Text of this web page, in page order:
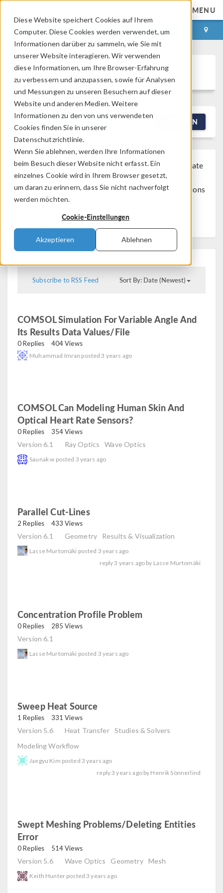
Diese Website speichert Cookies auf Ihrem
Computer. Diese Cookies werden verwendet, um
Informationen darüber zu sammeln, wie Sie mit
unserer Website interagieren. Wir verwenden
diese Informationen, um Ihre Browser-Erfahrung
zu verbessern und anzupassen, sowie für Analysen
und Messungen zu unseren Besuchern auf dieser
Website und anderen Medien. Weitere
Informationen zu den von uns verwendeten
Cookies finden Sie in unserer
Datenschutzrichtlinie.
Wenn Sie ablehnen, werden Ihre Informationen
beim Besuch dieser Website nicht erfasst. Ein
einzelnes Cookie wird in Ihrem Browser gesetzt,
um daran zu erinnern, dass Sie nicht nachverfolgt
werden möchten.
Cookie-Einstellungen
Akzeptieren Ablehnen
MENU
ANMELDEN KONTAKT
Discussion Forum
FILTERN
Note that while COMSOL employees may participate
in the discussion forum, COMSOL® software users
who are on-subscription should submit their questions
via theSupport Center
response from the Technical Support team.
Subscribe to RSS Feed Sort By: Date (Newest)
COMSOL Simulation For Variable Angle And
Its Results Data Values/file
0 Replies 404 Views
Muhammad Imran posted3 years ago
COMSOL Can Modeling Human Skin And
Optical Heart Rate Sensors?
0 Replies 354 Views
Version 6.1 Ray Optics Wave Optics
Saunak w posted 3 years ago
Parallel Cut-Lines
2 Replies 433 Views
Version 6.1 Geometry Results & Visualization
Lasse Murtomäki posted 3 years ago
reply3 years ago by Lasse Murtomäki
Concentration Profile Problem
0 Replies 285 Views
Version 6.1
Lasse Murtomäki posted 3 years ago
Sweep Heat Source
1 Replies 331 Views
Version 5.6 Heat Transfer
Studies & Solvers
Modeling Workflow
Jaegyu Kim posted 3 years ago
reply3 years ago by Henrik Sönnerlind
Swept Meshing Problems/deleting Entities
Error
0 Replies 514 Views
Version 5.6 Wave Optics Geometry Mesh
Keith Hunter posted3 years ago